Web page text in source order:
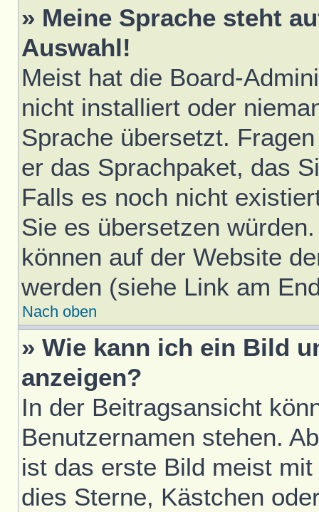
» Meine Sprache steht
Auswahl!
Meist hat die Board-
nicht installiert oder
Sprache übersetzt.
er das Sprachpaket, das
Falls es noch nicht
Sie es übersetzen
können auf der Website
werden (siehe Link am
Nach oben
» Wie kann ich ein Bild
anzeigen?
In der Beitragsansicht
Benutzernamen stehen.
ist das erste Bild meist
dies Sterne, Kästchen